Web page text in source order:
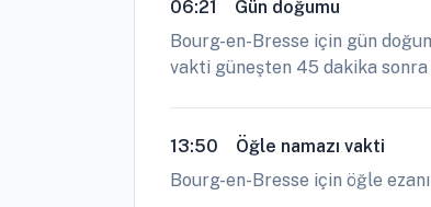
06:21
Gün doğumu
Bourg-en-Bresse için gün
vakti güneşten 45 dakika sonra
13:50
Öğle namazı vakti
Bourg-en-Bresse için öğle